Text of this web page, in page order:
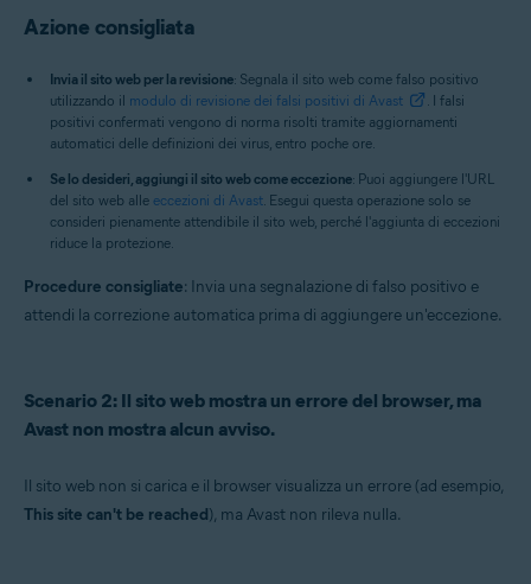
Azione consigliata
Invia il sito web per la revisione: Segnala il sito web come falso positivo
utilizzando il modulo di revisione dei falsi positivi di Avast
. I falsi
positivi confermati vengono di norma risolti tramite aggiornamenti
automatici delle definizioni dei virus, entro poche ore.
Se lo desideri, aggiungi il sito web come eccezione: Puoi aggiungere l'URL
del sito web alle eccezioni di Avast. Esegui questa operazione solo se
consideri pienamente attendibile il sito web, perché l'aggiunta di eccezioni
riduce la protezione.
Procedure consigliate: Invia una segnalazione di falso positivo e
attendi la correzione automatica prima di aggiungere un'eccezione.
Scenario 2: Il sito web mostra un errore del browser, ma
Avast non mostra alcun avviso.
Il sito web non si carica e il browser visualizza un errore (ad esempio,
This site can't be reached), ma Avast non rileva nulla.